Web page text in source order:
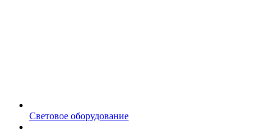
Световое оборудование